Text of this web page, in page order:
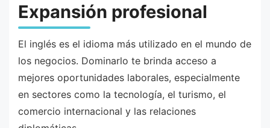
Expansión profesional
El inglés es el idioma más utilizado en el mundo de
los negocios. Dominarlo te brinda acceso a
mejores oportunidades laborales, especialmente
en sectores como la tecnología, el turismo, el
comercio internacional y las relaciones